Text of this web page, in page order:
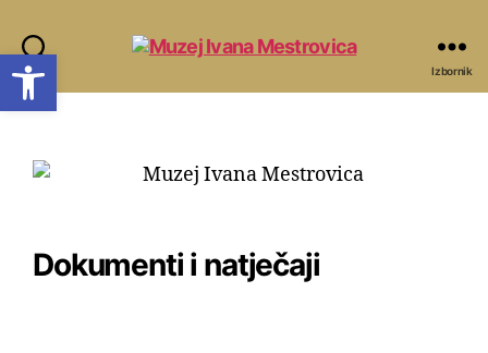
Pretraži Izbornik
Dokumenti i natječaji
Open toolbar